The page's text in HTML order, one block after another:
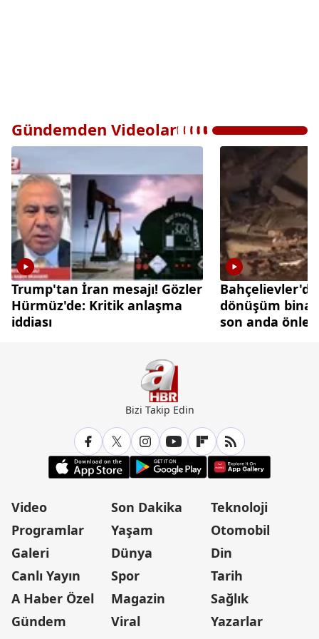
Gündemden Videolar
Trump'tan İran mesajı! Gözler
Hürmüz'de: Kritik anlaşma
iddiası
dönüşüm
son anda
Bizi Takip Edin
Video
Programlar
Galeri
Canlı Yayın
A Haber Özel
Gündem
Son Dakika
Yaşam
Dünya
Spor
Magazin
Viral
Teknoloji
Otomobil
Din
Tarih
Sağlık
Yazarlar